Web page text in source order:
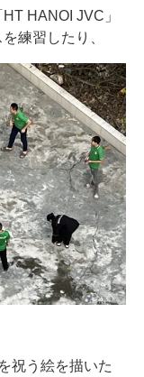
HANOI JVC」
練習したり、
祝う絵を描いた